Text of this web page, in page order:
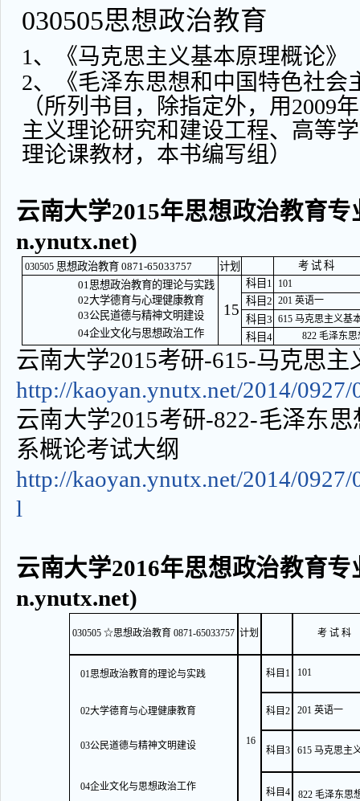
030505思想政治教育
1、《马克思主义基本原理概论》
2、《毛泽东思想和中国特色社会
（所列书目，除指定外，用2009
主义理论研究和建设工程、高等
理论课教材，本书编写组）
云南大学2015年思想政治教育
n.ynutx.net)
030505 思想政治教育 0871-65033757 计划
考 试 科
01思想政治教育的理论与实践
15
科目1 101
02大学德育与心理健康教育 科目2 201 英语一
03公民道德与精神文明建设 科目3 615 马克思主义基
04企业文化与思想政治工作 科目4 822 毛泽东
云南大学2015考研-615-马克思
http://kaoyan.ynutx.net/2014/
云南大学2015考研-822-毛泽东
系概论考试大纲
http://kaoyan.ynutx.net/2014/
l
云南大学2016年思想政治教育
n.ynutx.net)
030505☆思想政治教育 0871-65033757 计划 考 试 科
01思想政治教育的理论与实践
16
科目1 101
02大学德育与心理健康教育 科目2 201 英语一
03公民道德与精神文明建设 科目3 615 马克思主
04企业文化与思想政治工作
科目4 822 毛泽东思